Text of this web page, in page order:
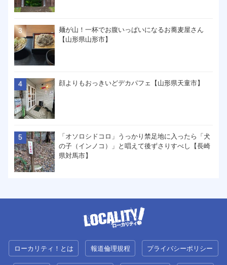
麺が山！一杯でお腹いっぱいになるお蕎麦屋さん
【山形県山形市】
顔よりもおっきいどデカパフェ【山形県天童市】
「オソロシドコロ」うっかり禁足地に入ったら「犬
の子（インノコ）」と唱えて後ずさりすべし【長崎
県対馬市】
ローカリティ！とは 報道倫理規程 プライバシーポリシー